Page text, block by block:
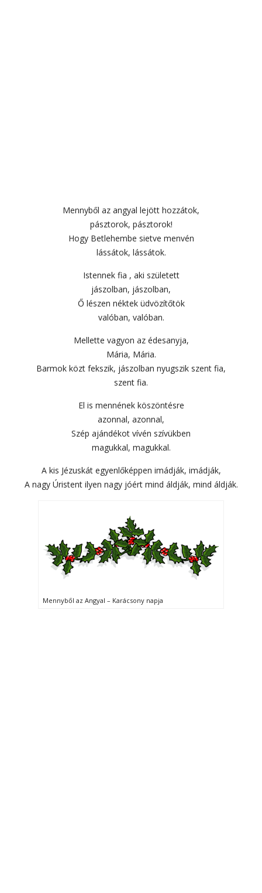
Mennyből az angyal lejött hozzátok,
pásztorok, pásztorok!
Hogy Betlehembe sietve menvén
lássátok, lássátok.
Istennek fia , aki született
jászolban, jászolban,
Ő lészen néktek üdvözítőtök
valóban, valóban.
Mellette vagyon az édesanyja,
Mária, Mária.
Barmok közt fekszik, jászolban nyugszik szent fia,
szent fia.
El is mennének köszöntésre
azonnal, azonnal,
Szép ajándékot vívén szívükben
magukkal, magukkal.
A kis Jézuskát egyenlőképpen imádják, imádják,
A nagy Úristent ilyen nagy jóért mind áldják, mind áldják.
Mennyből az Angyal – Karácsony napja